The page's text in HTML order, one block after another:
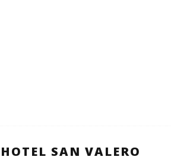
HOTEL SAN VALERO